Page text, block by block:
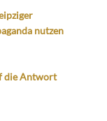
nutzen
die Antwort